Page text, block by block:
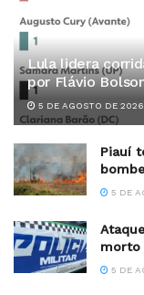
Lula lidera
por Flávio
5 DE AGOSTO DE 2026
Piauí
5 DE
morto
5 DE